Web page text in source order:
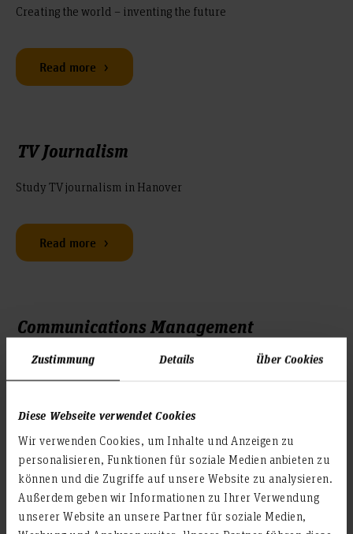
Zustimmung Details Über Cookies
Diese Webseite verwendet Cookies
Wir verwenden Cookies, um Inhalte und Anzeigen zu
personalisieren, Funktionen für soziale Medien anbieten zu
können und die Zugriffe auf unsere Website zu analysieren.
Außerdem geben wir Informationen zu Ihrer Verwendung
unserer Website an unsere Partner für soziale Medien,
Creating the world – inventing the future
Read more
TV Journalism
Study TV journalism in Hanover
Read more
Communications Management
Communicate tomorrow
Read more
Health Information Management